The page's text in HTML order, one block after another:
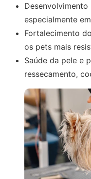
especialmente
Fortalecimento
os pets mais
Saúde da pele e
ressecamento,